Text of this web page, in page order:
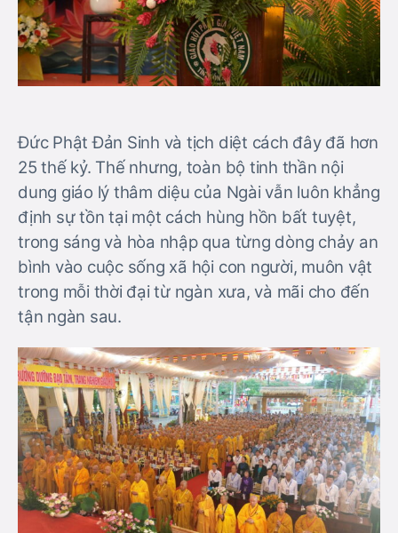
Đức Phật Đản Sinh và tịch diệt cách đây đã hơn
25 thế kỷ. Thế nhưng, toàn bộ tinh thần nội
dung giáo lý thâm diệu của Ngài vẫn luôn khẳng
định sự tồn tại một cách hùng hồn bất tuyệt,
trong sáng và hòa nhập qua từng dòng chảy an
bình vào cuộc sống xã hội con người, muôn vật
trong mỗi thời đại từ ngàn xưa, và mãi cho đến
tận ngàn sau.